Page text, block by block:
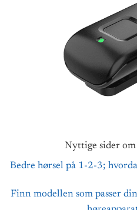
Nyttige sider
Bedre hørsel på 1-2-3;
Finn modellen som passer